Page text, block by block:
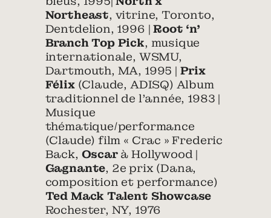
Northeast, vitrine, Toronto,
Dentdelion, 1996 |Root ‘n’
Branch Top Pick, musique
internationale, WSMU,
Dartmouth, MA, 1995 | Prix
Félix(Claude, ADISQ) Album
traditionnel de l’année, 1983 |
Musique
thématique/performance
(Claude) film « Crac » Frederic
Back, Oscarà Hollywood |
Gagnante, 2e prix (Dana,
composition et performance)
Ted Mack Talent Showcase
Rochester, NY, 1976